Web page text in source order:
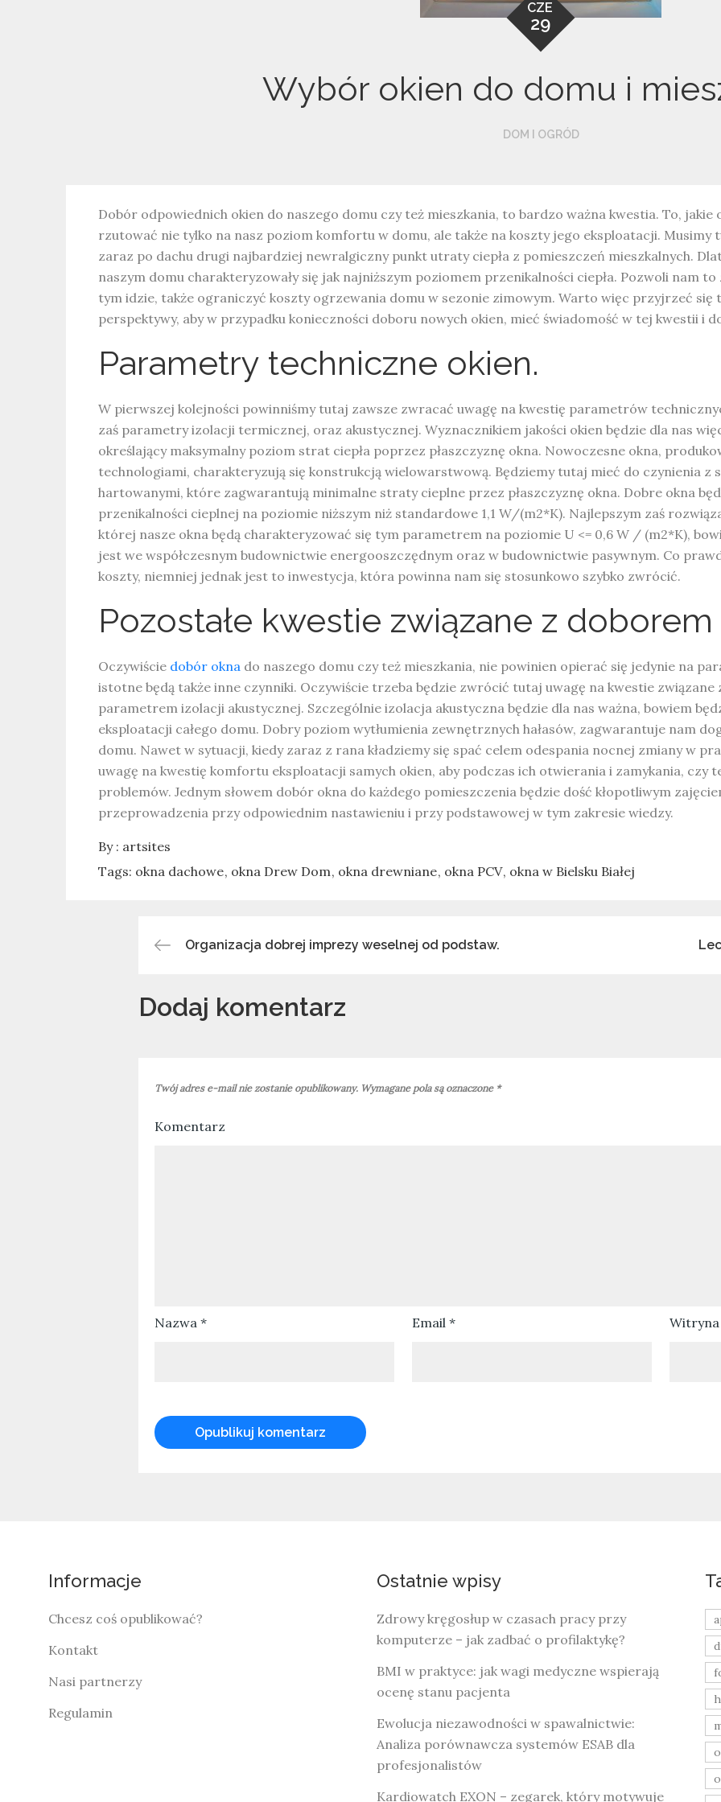
CZE
29
Wybór okien do domu i
DOM I OGRÓD
Dobór odpowiednich okien do naszego domu czy też mieszkania, to bardzo ważna kwestia. To, jakie
rzutować nie tylko na nasz poziom komfortu w domu, ale także na koszty jego eksploatacji. Musimy
zaraz po dachu drugi najbardziej newralgiczny punkt utraty ciepła z pomieszczeń mieszkalnych.
naszym domu charakteryzowały się jak najniższym poziomem przenikalności ciepła. Pozwoli nam
tym idzie, także ograniczyć koszty ogrzewania domu w sezonie zimowym. Warto więc przyjrzeć się
perspektywy, aby w przypadku konieczności doboru nowych okien, mieć świadomość w tej kwestii i
Parametry techniczne okien.
W pierwszej kolejności powinniśmy tutaj zawsze zwracać uwagę na kwestię parametrów
zaś parametry izolacji termicznej, oraz akustycznej. Wyznacznikiem jakości okien będzie dla nas
określający maksymalny poziom strat ciepła poprzez płaszczyznę okna. Nowoczesne okna,
technologiami, charakteryzują się konstrukcją wielowarstwową. Będziemy tutaj mieć do czynienia
hartowanymi, które zagwarantują minimalne straty cieplne przez płaszczyznę okna. Dobre okna
przenikalności cieplnej na poziomie niższym niż standardowe 1,1 W/(m2*K). Najlepszym zaś
której nasze okna będą charakteryzować się tym parametrem na poziomie U <= 0,6 W / (m2*K),
jest we współczesnym budownictwie energooszczędnym oraz w budownictwie pasywnym. Co
koszty, niemniej jednak jest to inwestycja, która powinna nam się stosunkowo szybko zwrócić.
Pozostałe kwestie związane z doborem
Oczywiście dobór okna do naszego domu czy też mieszkania, nie powinien opierać się jedynie na
istotne będą także inne czynniki. Oczywiście trzeba będzie zwrócić tutaj uwagę na kwestie związane
parametrem izolacji akustycznej. Szczególnie izolacja akustyczna będzie dla nas ważna, bowiem
eksploatacji całego domu. Dobry poziom wytłumienia zewnętrznych hałasów, zagwarantuje nam
domu. Nawet w sytuacji, kiedy zaraz z rana kładziemy się spać celem odespania nocnej zmiany w
uwagę na kwestię komfortu eksploatacji samych okien, aby podczas ich otwierania i zamykania, czy
problemów. Jednym słowem dobór okna do każdego pomieszczenia będzie dość kłopotliwym
przeprowadzenia przy odpowiednim nastawieniu i przy podstawowej w tym zakresie wiedzy.
By : artsites
Tags: okna dachowe okna Drew Dom okna drewniane okna PCV okna w Bielsku Białej
wpisu
Organizacja dobrej imprezy weselnej od podstaw.
Dodaj komentarz
Twój adres e-mail nie zostanie opublikowany. Wymagane pola są oznaczone *
Komentarz
Nazwa * Email *
Informacje
Chcesz coś opublikować?
Kontakt
Nasi partnerzy
Regulamin
Ostatnie wpisy
Zdrowy kręgosłup w czasach pracy przy
komputerze – jak zadbać o profilaktykę?
BMI w praktyce: jak wagi medyczne wspierają
ocenę stanu pacjenta
Ewolucja niezawodności w spawalnictwie:
Analiza porównawcza systemów ESAB dla
profesjonalistów
Kardiowatch EXON – zegarek, który motywuje